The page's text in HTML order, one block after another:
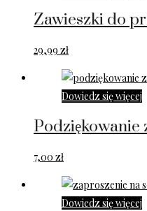
Zawieszki do
29,99 zł
Dowiedz się więcej
Podziękowanie
7,00 zł
Dowiedz się więcej